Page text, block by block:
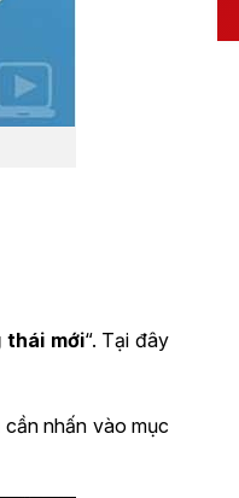
thái mới“. Tại đây
cần nhấn vào mục